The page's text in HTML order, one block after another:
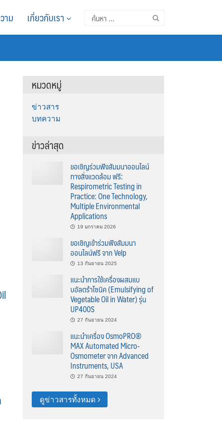
ค้นหา
สำหรับ:
าม เกี่ยวกับเรา
หมวดหมู่
ข่าวสาร
บทความ
ข่าวล่าสุด
ขอเชิญร่วมฟังสัมมนาออนไลน์
ทางสิ่งแวดล้อม ฟรี:
Respirometric Testing in
Practice: One Technology,
Multiple Environmental
Applications
19 มกราคม 2026
ขอเชิญเข้าร่วมฟังสัมมนา
ออนไลน์ฟรี จาก Velp
13 กันยายน 2025
แนะนำการใช้เครื่องผสมแบ
บอัลตร้าโซนิค (Emulsifying of
Vegetable Oil in Water) รุ่น
UP400S
27 กันยายน 2024
แนะนำเครื่อง OsmoPRO®
MAX Automated Micro-
Osmometer จาก Advanced
Instruments, USA
27 กันยายน 2024
ดูข่าวสารทั้งหมด